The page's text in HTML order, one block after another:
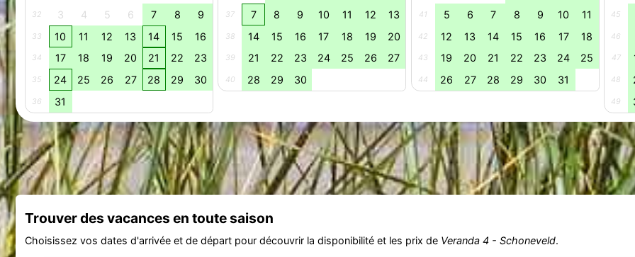
32 3 4 5 6 7 8 9
33 10 11 12 13 14 15 16
34 17 18 19 20 21 22 23
35 24 25 26 27 28 29 30
36 31
37 7 8 9 10 11 12 13
38 14 15 16 17 18 19 20
39 21 22 23 24 25 26 27
40 28 29 30
41 5 6 7 8 9 10 11
42 12 13 14 15 16 17 18
43 19 20 21 22 23 24 25
44 26 27 28 29 30 31
45
46
47
48
49
Trouver des vacances en toute saison
Choisissez vos dates d'arrivée et de départ pour découvrir la disponibilité et les prix de Veranda 4 - Schoneveld.